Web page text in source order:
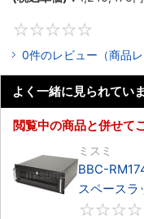
0件のレビュー（商品
よく一緒に見られてい
閲覧中の商品と併せて
ミスミ
BBC-
スペースラ
3PCIe